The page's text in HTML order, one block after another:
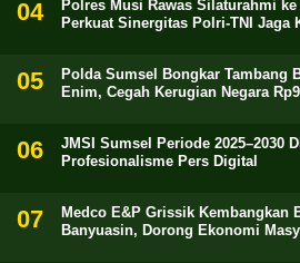
Polres Musi Rawas Silaturahmi
Perkuat Sinergitas Polri-TNI Jaga
Polda Sumsel Bongkar Tambang
Enim, Cegah Kerugian Negara
JMSI Sumsel Periode 2025–2030
Profesionalisme Pers Digital
Medco E&P Grissik Kembangkan
Banyuasin, Dorong Ekonomi